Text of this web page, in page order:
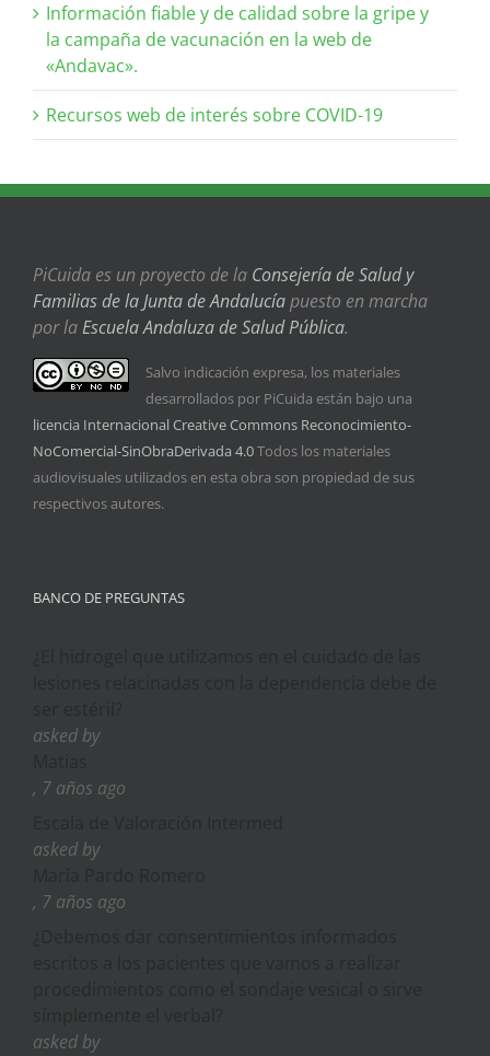
Información fiable y de calidad sobre la gripe y
la campaña de vacunación en la web de
«Andavac».
Recursos web de interés sobre COVID-19
PiCuida es un proyecto de la Consejería de Salud y
Familias de la Junta de Andalucíapuesto en marcha
por laEscuela Andaluza de Salud Pública.
Salvo indicación expresa, los materiales
desarrollados por PiCuida están bajo una
licencia Internacional Creative Commons Reconocimiento-
NoComercial-SinObraDerivada 4.0Todos los materiales
audiovisuales utilizados en esta obra son propiedad de sus
respectivos autores.
BANCO DE PREGUNTAS
asked by
, 7 años ago
asked by
, 7 años ago
asked by